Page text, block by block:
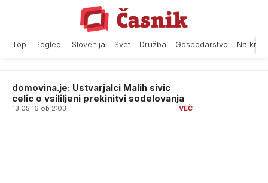
Top Pogledi Slovenija Svet Družba Gospodarstvo Na
domovina.je: Ustvarjalci Malih sivic
celic o vsililjeni prekinitvi sodelovanja
13.05.16 ob 2:03